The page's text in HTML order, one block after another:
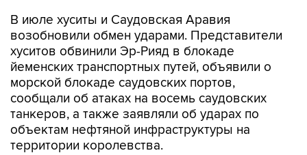
В июле хуситы и Саудовская Аравия
возобновили обмен ударами. Представители
хуситов обвинили Эр-Рияд в блокаде
йеменских транспортных путей, объявили о
морской блокаде саудовских портов,
сообщали об атаках на восемь саудовских
танкеров, а также заявляли об ударах по
объектам нефтяной инфраструктуры на
территории королевства.